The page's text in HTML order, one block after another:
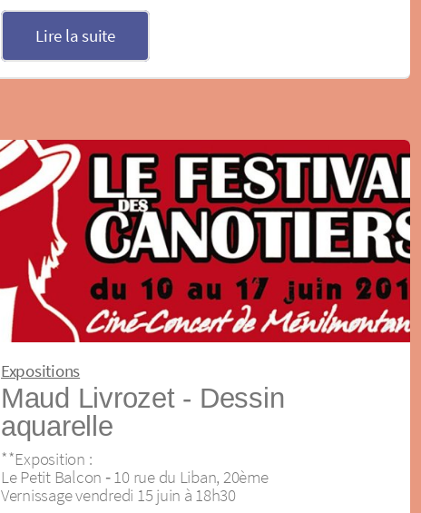
Lire la suite
Expositions
Maud Livrozet ‐ Dessin
aquarelle
**Exposition :
Le Petit Balcon ‐ 10 rue du Liban, 20ème
Vernissage vendredi 15 juin à 18h30